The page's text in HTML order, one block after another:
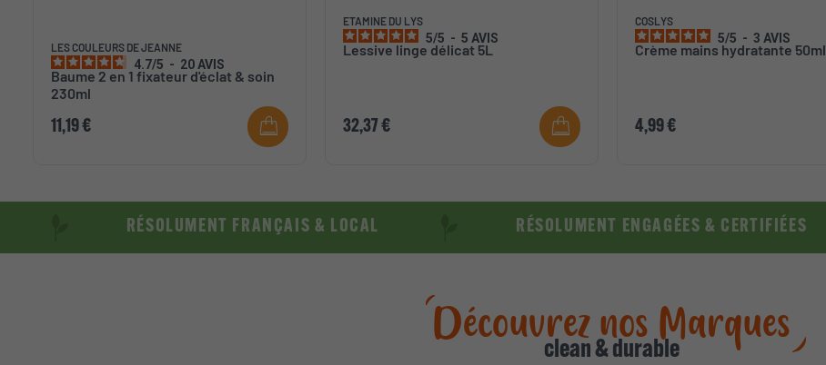
LES COULEURS DE JEANNE
4.7/5 - 20 AVIS
Baume 2 en 1 fixateur d'éclat & soin
230ml
11,19 €
ETAMINE DU LYS
5/5 - 5 AVIS
Lessive linge délicat 5L
32,37 €
COSLYS
5/5 - 3 AVIS
Crème mains hydratante 50ml
4,99 €
RÉSOLUMENT FRANÇAIS & LOCAL RÉSOLUMENT ENGAGÉES & CERTIFIÉES
Découvrez nos Marques
clean & durable